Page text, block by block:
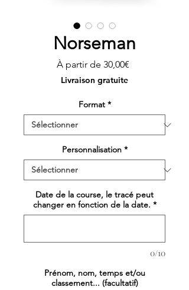
Norseman
À partir de 30,00€
Livraison gratuite
Format *
Personnalisation *
Date de la course, le tracé peut
changer en fonction de la date. *
0/10
Prénom, nom, temps et/ou
classement... (facultatif)